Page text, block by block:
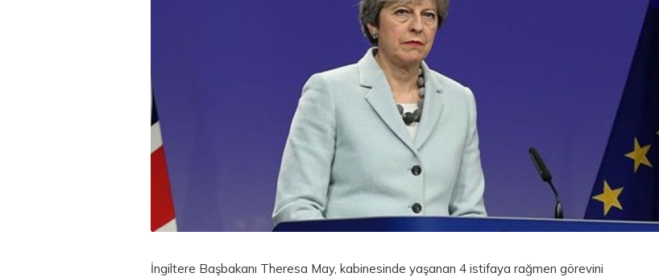
İngiltere Başbakanı Theresa May, kabinesinde yaşanan 4 istifaya rağmen görevini